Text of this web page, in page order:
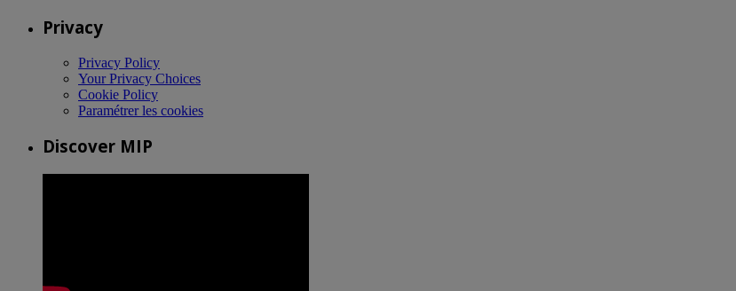
Privacy
Privacy Policy
Your Privacy Choices
Cookie Policy
Paramétrer les cookies
Discover MIP